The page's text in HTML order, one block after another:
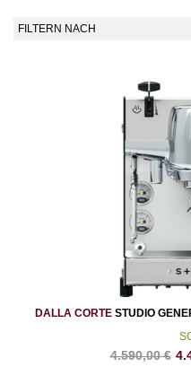
FILTERN NACH
DALLA CORTE STUDIO
4.590,00€